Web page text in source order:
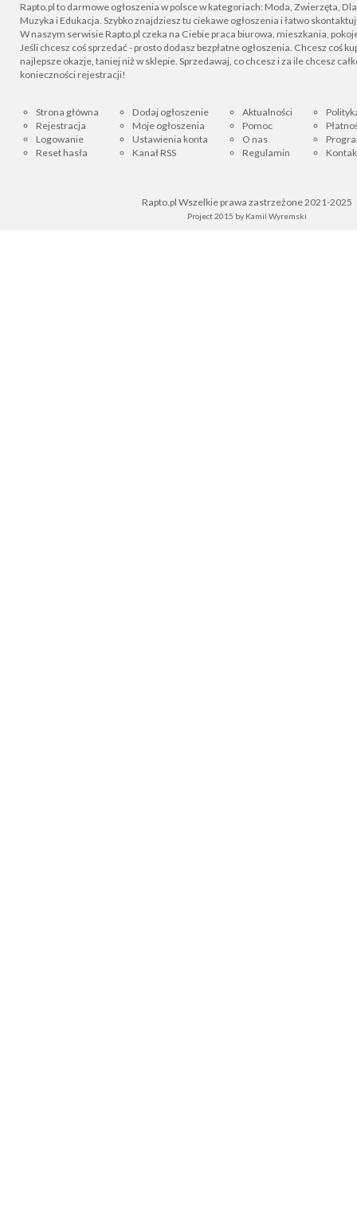
Rapto.pl to darmowe ogłoszenia w polsce w kategoriach: Moda, Zwierzęta, Dla
Muzyka i Edukacja. Szybko znajdziesz tu ciekawe ogłoszenia i łatwo
W naszym serwisie Rapto.pl czeka na Ciebie praca biurowa, mieszkania,
Jeśli chcesz coś sprzedać - prosto dodasz bezpłatne ogłoszenia. Chcesz coś
najlepsze okazje, taniej niż w sklepie. Sprzedawaj, co chcesz i za ile chcesz
konieczności rejestracji!
Strona główna
Rejestracja
Logowanie
Reset hasła
Dodaj ogłoszenie
Moje ogłoszenia
Ustawienia konta
Kanał RSS
Aktualności
Pomoc
O nas
Regulamin
Rapto.pl Wszelkie prawa zastrzeżone 2021-2025
Project 2015 by Kamil Wyremski